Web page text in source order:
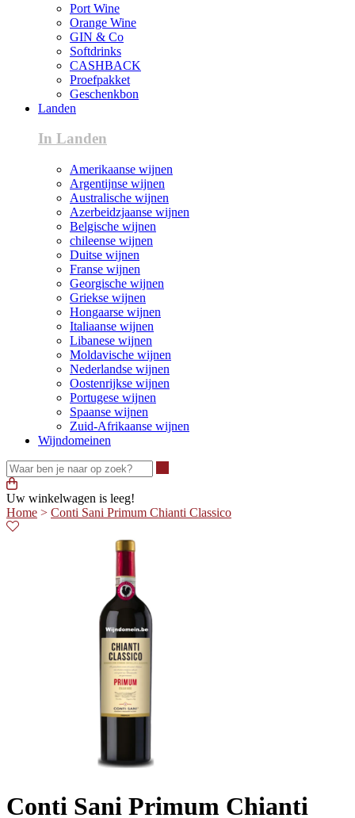
Port Wine
Orange Wine
GIN & Co
Softdrinks
CASHBACK
Proefpakket
Geschenkbon
Landen
In Landen
Amerikaanse wijnen
Argentijnse wijnen
Australische wijnen
Azerbeidzjaanse wijnen
Belgische wijnen
chileense wijnen
Duitse wijnen
Franse wijnen
Georgische wijnen
Griekse wijnen
Hongaarse wijnen
Italiaanse wijnen
Libanese wijnen
Moldavische wijnen
Nederlandse wijnen
Oostenrijkse wijnen
Portugese wijnen
Spaanse wijnen
Zuid-Afrikaanse wijnen
Wijndomeinen
Uw winkelwagen is leeg!
Home > Conti Sani Primum Chianti Classico
Conti Sani Primum Chianti